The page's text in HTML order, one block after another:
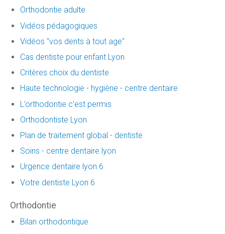
Orthodontie adulte
Vidéos pédagogiques
Vidéos "vos dents à tout age"
Cas dentiste pour enfant Lyon
Critères choix du dentiste
Haute technologie - hygiène - centre dentaire
L’orthodontie c’est permis
Orthodontiste Lyon
Plan de traitement global - dentiste
Soins - centre dentaire lyon
Urgence dentaire lyon 6
Votre dentiste Lyon 6
Orthodontie
Bilan orthodontique